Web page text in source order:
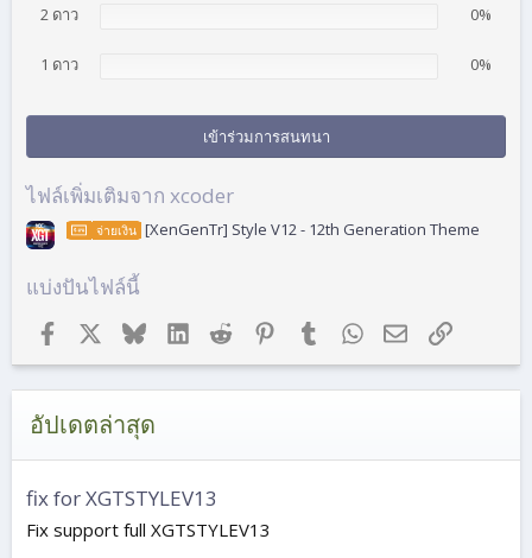
2 ดาว 0%
1 ดาว 0%
เข้าร่วมการสนทนา
ไฟล์เพิ่มเติมจาก xcoder
จ่ายเงิน [XenGenTr] Style V12 - 12th Generation Theme
แบ่งปันไฟล์นี้
FacebookX (ทวิตเตอร์)
BlueskyLinkedInReddit Pinterest
TumblrWhatsApp
อีเมล ลิงก์
อัปเดตล่าสุด
fix for XGTSTYLEV13
Fix support full XGTSTYLEV13